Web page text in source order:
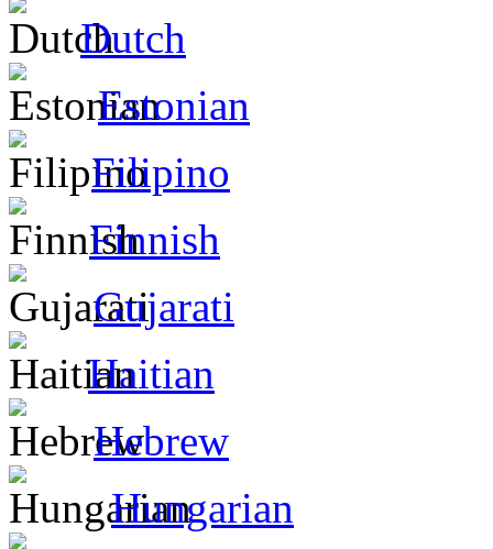
Dutch
Estonian
Filipino
Finnish
Gujarati
Haitian
Hebrew
Hungarian